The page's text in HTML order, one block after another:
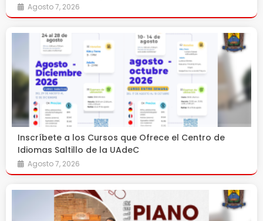
Agosto 7, 2026
Inscríbete a los Cursos que Ofrece el Centro de
Idiomas Saltillo de la UAdeC
Agosto 7, 2026